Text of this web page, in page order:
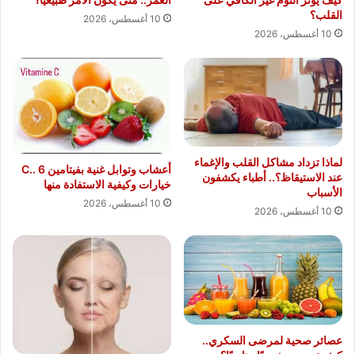
القلب؟
10 أغسطس، 2026
10 أغسطس، 2026
لماذا تزداد مشاكل القلب والإغماء
عند الاستيقاظ؟.. أطباء يكشفون
الأسباب
10 أغسطس، 2026
أعشاب وتوابل غنية بفيتامين C.. 6
خيارات وكيفية الاستفادة منها
10 أغسطس، 2026
عصائر صحية لمرضى السكري..